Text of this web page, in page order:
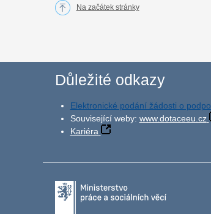
Na začátek stránky
Důležité odkazy
Elektronické podání žádosti o
Související weby: www.dotaceeu.cz
Kariéra